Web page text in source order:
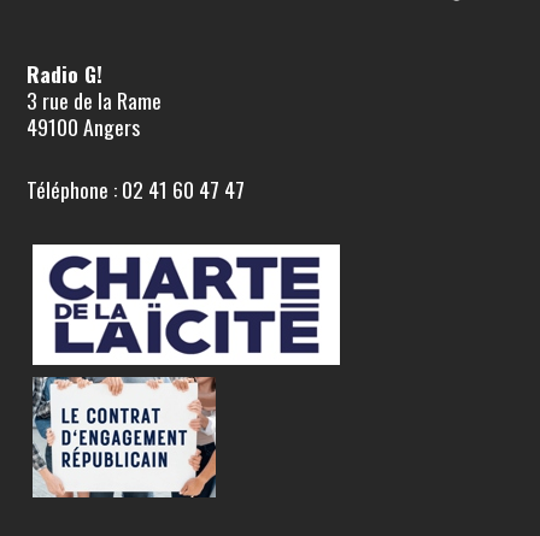
Radio G!
3 rue de la Rame
49100 Angers
Téléphone : 02 41 60 47 47